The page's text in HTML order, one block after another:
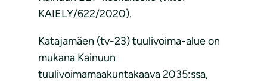
KAIELY/622/2020).
Katajamäen (tv-23) tuulivoima-alue on
mukana Kainuun
tuulivoimamaakuntakaava 2035:ssa,